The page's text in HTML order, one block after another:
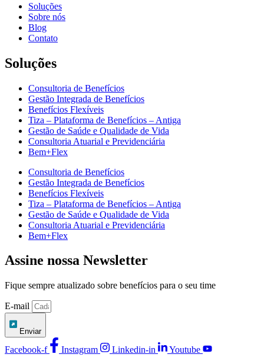
Soluções
Sobre nós
Blog
Contato
Soluções
Consultoria de Benefícios
Gestão Integrada de Benefícios
Benefícios Flexíveis
Tiza – Plataforma de Benefícios – Antiga
Gestão de Saúde e Qualidade de Vida
Consultoria Atuarial e Previdenciária
Bem+Flex
Consultoria de Benefícios
Gestão Integrada de Benefícios
Benefícios Flexíveis
Tiza – Plataforma de Benefícios – Antiga
Gestão de Saúde e Qualidade de Vida
Consultoria Atuarial e Previdenciária
Bem+Flex
Assine nossa Newsletter
Fique sempre atualizado sobre benefícios para o seu time
E-mail
Enviar
Facebook-f Instagram Linkedin-in Youtube